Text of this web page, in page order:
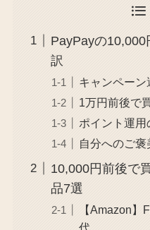
PayPayの
訳
キャンペーン
1万円前後で
ポイント運用
自分へのご
10,000円前後で
品7選
【Amazon
代